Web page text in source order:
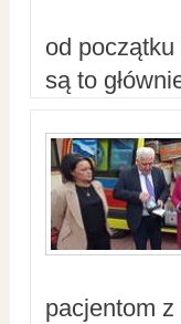
od
są to
pacjentom